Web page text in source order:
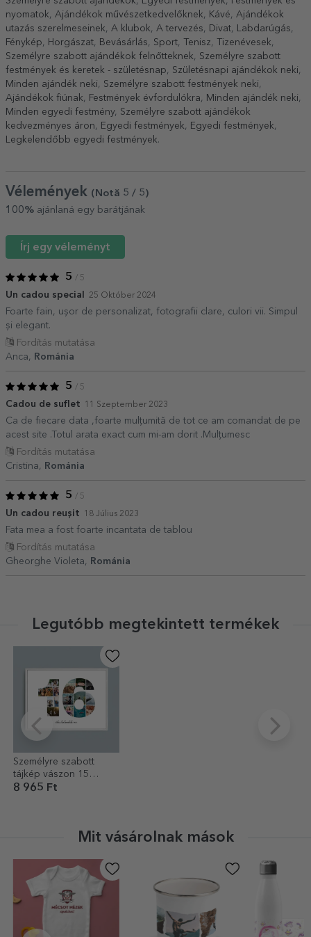
nyomatok
Ajándékok művészetkedvelőknek Kávé
Ajándékok
utazás szerelmeseinek
A klubok A tervezés Divat Labdarúgás
Fénykép
Horgászat Bevásárlás Sport Tenisz Tizenévesek
Személyre szabott ajándékok felnőtteknek
Személyre szabott
festmények és keretek - születésnap
Születésnapi ajándékok neki
Minden ajándék neki
Személyre szabott festmények neki
Ajándékok fiúnak
Festmények évfordulókra Minden ajándék neki
Minden egyedi festmény, Személyre szabott ajándékok
kedvezményes áron
Egyedi festmények Egyedi festmények
Legkelendőbb egyedi festmények.
Vélemények (Notă 5 / 5)
100% ajánlaná egy barátjának
Írj egy véleményt
5 / 5
Un cadou special 25 Október 2024
Foarte fain, ușor de personalizat, fotografii clare, culori vii. Simpul
și elegant.
Fordítás mutatása
Anca,
Románia
5 / 5
Cadou de suflet 11 Szeptember 2023
Ca de fiecare data ,foarte mulțumită de tot ce am comandat de pe
acest site .Totul arata exact cum mi-am dorit .Mulțumesc
Fordítás mutatása
Cristina,
Románia
5 / 5
Un cadou reușit 18 Július 2023
Fata mea a fost foarte incantata de tablou
Fordítás mutatása
Gheorghe Violeta,
Románia
Legutóbb megtekintett termékek
Személyre szabott
tájkép vászon 15
fotóval, modellszám 16
8 965 Ft
Mit vásárolnak mások